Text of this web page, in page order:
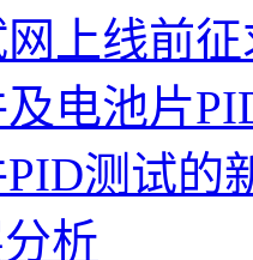
上线前
电池片
测试的
析